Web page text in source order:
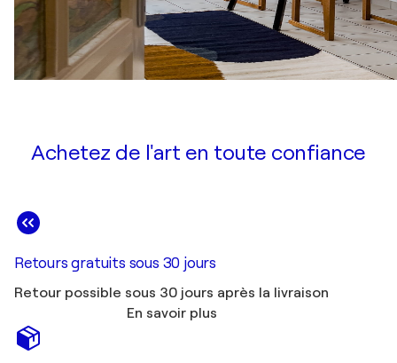
Achetez de l'art en toute confiance
Retours gratuits sous 30 jours
Retour possible sous 30 jours après la livraison
En savoir plus